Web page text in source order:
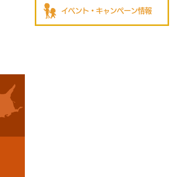
イベント・キャンペーン情報